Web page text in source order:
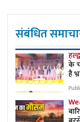
संबंधित
के
है